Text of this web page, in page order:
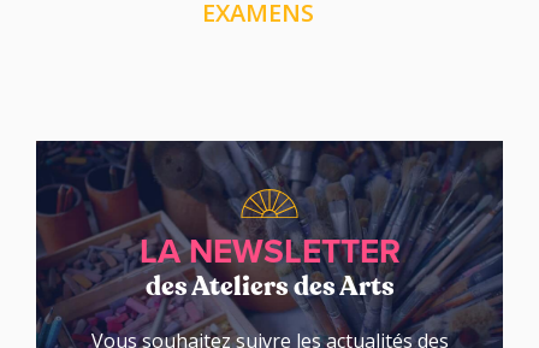
EXAMENS
LA NEWSLETTER
des Ateliers des Arts
Vous souhaitez suivre les actualités des